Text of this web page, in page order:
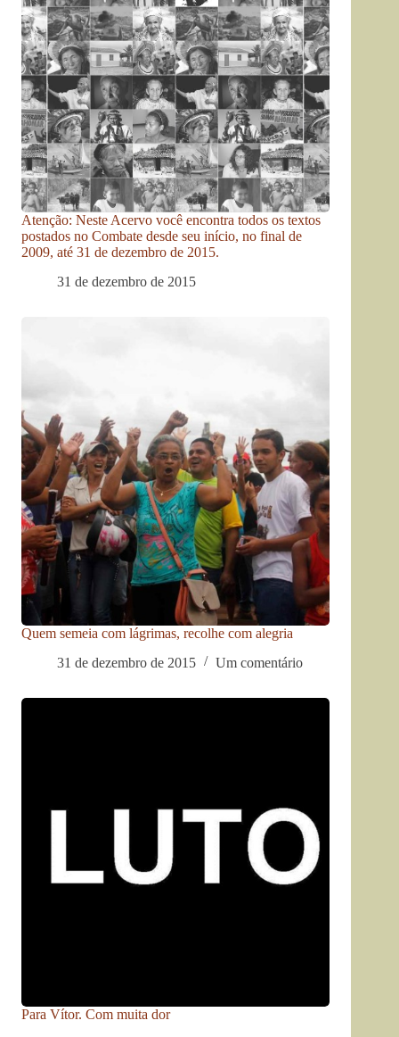
Atenção: Neste Acervo você encontra todos os textos
postados no Combate desde seu início, no final de
2009, até 31 de dezembro de 2015.
31 de dezembro de 2015
Quem semeia com lágrimas, recolhe com alegria
31 de dezembro de 2015
Um comentário
Para Vítor. Com muita dor